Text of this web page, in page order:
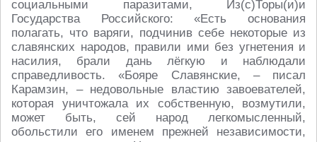
социальными паразитами, Из(с)Торы(и)и
Государства Российского: «Есть основания
полагать, что варяги, подчинив себе некоторые из
славянских народов, правили ими без угнетения и
насилия, брали дань лёгкую и наблюдали
справедливость. «Бояре Славянские, – писал
Карамзин, – недовольные властию завоевателей,
которая уничтожала их собственную, возмутили,
может быть, сей народ легкомысленный,
обольстили его именем прежней независимости,